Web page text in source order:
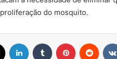
do mosquito.
Linkedin Tumblr Pinterest Reddit